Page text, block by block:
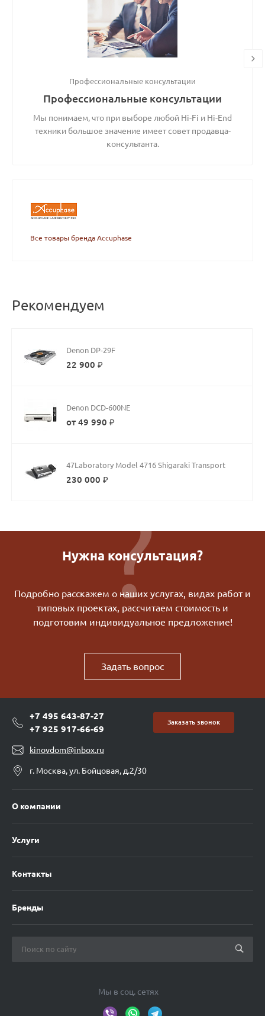
Профессиональные консультации
Профессиональные консультации
Мы понимаем, что при выборе любой Hi-Fi и Hi-End
техники большое значение имеет совет продавца-
консультанта.
Все товары бренда Accuphase
Рекомендуем
Denon DP-29F
22 900 ₽
Denon DCD-600NE
от 49 990 ₽
47Laboratory Model 4716 Shigaraki Transport
230 000 ₽
Нужна консультация?
Подробно расскажем о наших услугах, видах работ и
типовых проектах, рассчитаем стоимость и
подготовим индивидуальное предложение!
Задать вопрос
+7 495 643-87-27
+7 925 917-66-69
Заказать звонок
kinovdom@inbox.ru
г. Москва, ул. Бойцовая, д.2/30
О компании
Услуги
Контакты
Бренды
Мы в соц. сетях